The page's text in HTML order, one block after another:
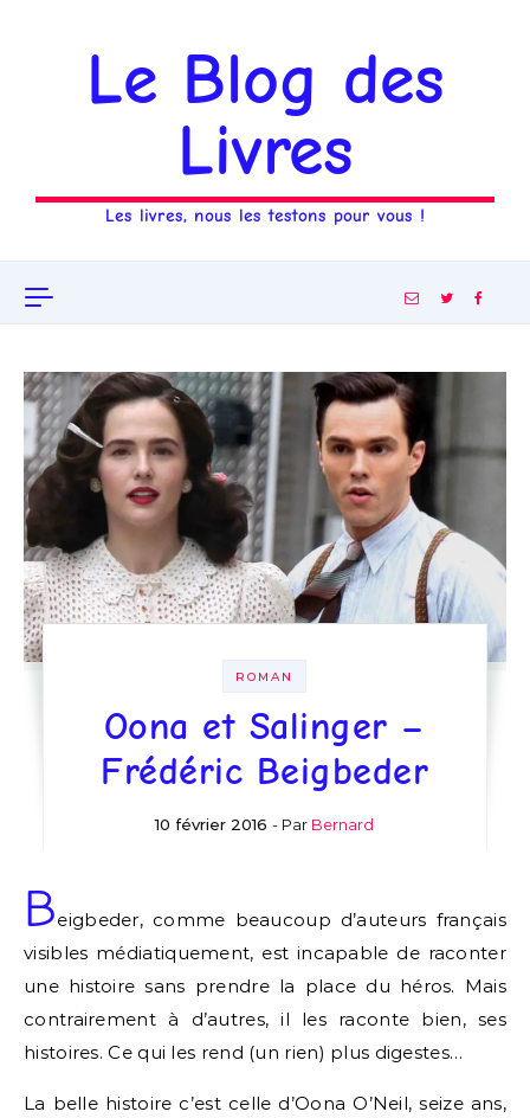
Le Blog des
Livres
Les livres, nous les testons pour vous !
ROMAN
Oona et Salinger –
Frédéric Beigbeder
10 février 2016 - Par Bernard
Beigbeder, comme beaucoup d’auteurs français
visibles médiatiquement, est incapable de raconter
une histoire sans prendre la place du héros. Mais
contrairement à d’autres, il les raconte bien, ses
histoires. Ce qui les rend (un rien) plus digestes…
La belle histoire c’est celle d’Oona O’Neil, seize ans,